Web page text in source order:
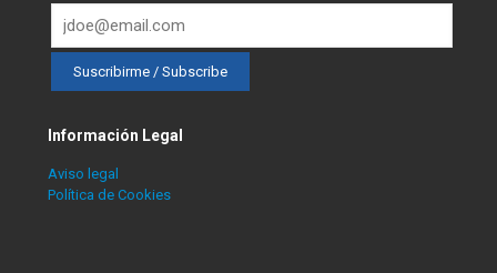
Información Legal
Aviso legal
Política de Cookies